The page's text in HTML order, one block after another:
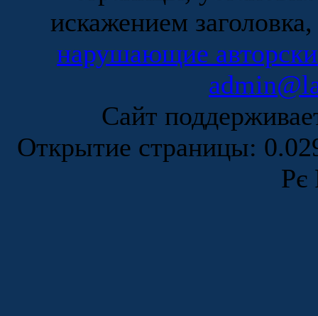
искажением
нарушающие
Сайт
Открытие страницы:
Рє